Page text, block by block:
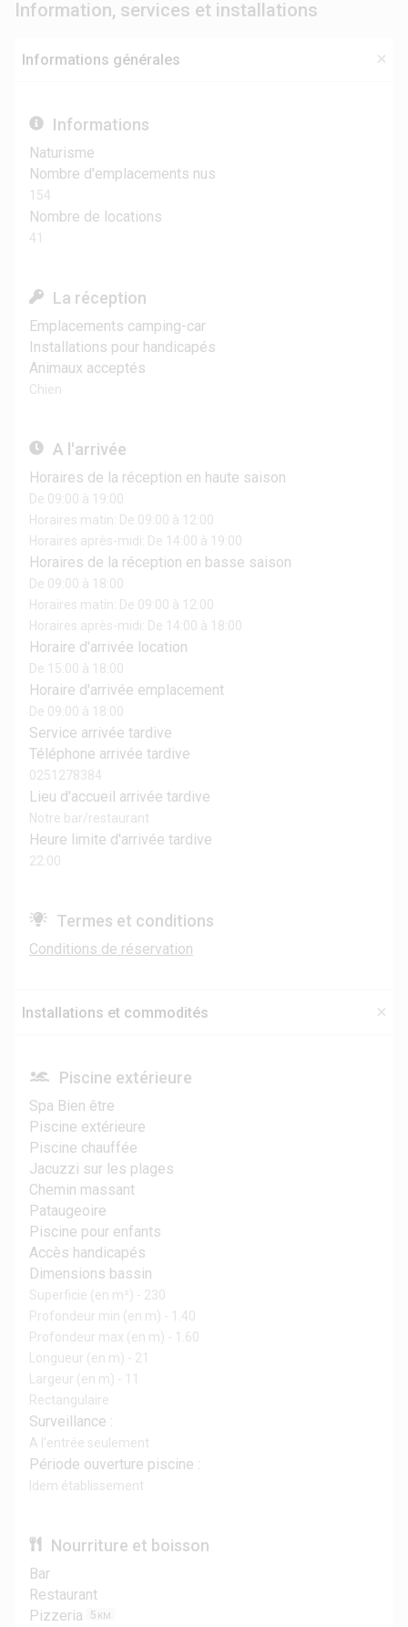
Information, services et installations
Informations générales
Informations
Naturisme
Nombre d'emplacements nus
154
Nombre de locations
41
La réception
Emplacements camping-car
Installations pour handicapés
Animaux acceptés
Chien
A l'arrivée
Horaires de la réception en haute saison
De 09:00 à 19:00
Horaires matin: De 09:00 à 12:00
Horaires après-midi: De 14:00 à 19:00
Horaires de la réception en basse saison
De 09:00 à 18:00
Horaires matin: De 09:00 à 12:00
Horaires après-midi: De 14:00 à 18:00
Horaire d'arrivée location
De 15:00 à 18:00
Horaire d'arrivée emplacement
De 09:00 à 18:00
Service arrivée tardive
Téléphone arrivée tardive
0251278384
Lieu d'accueil arrivée tardive
Notre bar/restaurant
Heure limite d'arrivée tardive
22:00
Termes et conditions
Conditions de réservation
Installations et commodités
Piscine extérieure
Spa Bien être
Piscine extérieure
Piscine chauffée
Jacuzzi sur les plages
Chemin massant
Pataugeoire
Piscine pour enfants
Accès handicapés
Dimensions bassin
Superficie (en m²) - 230
Profondeur min (en m) - 1.40
Profondeur max (en m) - 1.60
Longueur (en m) - 21
Largeur (en m) - 11
Rectangulaire
Surveillance :
A l'entrée seulement
Période ouverture piscine :
Idem établissement
Nourriture et boisson
Bar
Restaurant
Pizzeria
5 KM